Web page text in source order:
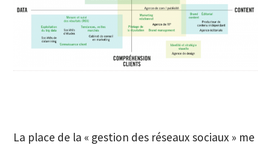
La place de la « gestion des réseaux sociaux » me